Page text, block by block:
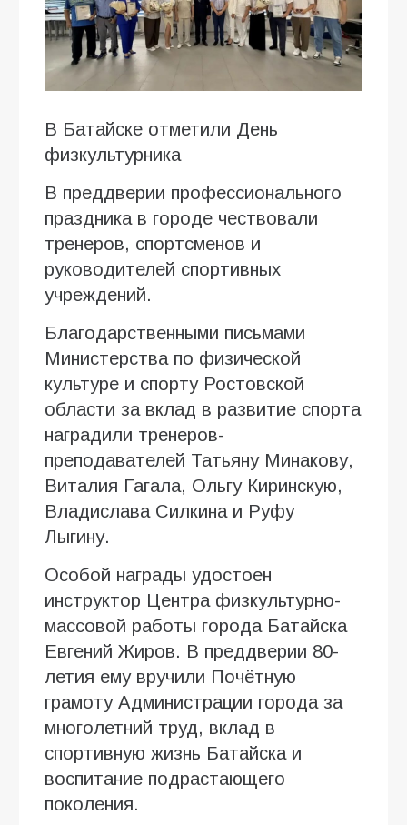
В Батайске отметили День
физкультурника
В преддверии профессионального
праздника в городе чествовали
тренеров, спортсменов и
руководителей спортивных
учреждений.
Благодарственными письмами
Министерства по физической
культуре и спорту Ростовской
области за вклад в развитие спорта
наградили тренеров-
преподавателей Татьяну Минакову,
Виталия Гагала, Ольгу Киринскую,
Владислава Силкина и Руфу
Лыгину.
Особой награды удостоен
инструктор Центра физкультурно-
массовой работы города Батайска
Евгений Жиров. В преддверии 80-
летия ему вручили Почётную
грамоту Администрации города за
многолетний труд, вклад в
спортивную жизнь Батайска и
воспитание подрастающего
поколения.